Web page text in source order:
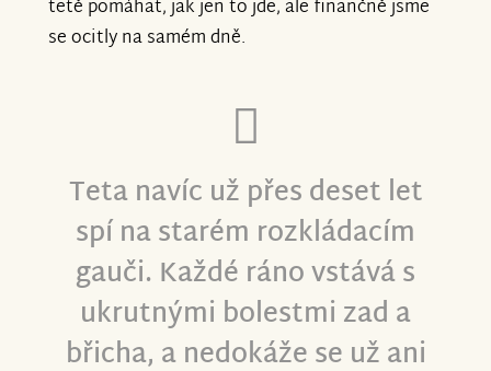
tetě pomáhat, jak jen to jde, ale finančně jsme
se ocitly na samém dně.
Teta navíc už přes deset let
spí na starém rozkládacím
gauči. Každé ráno vstává s
ukrutnými bolestmi zad a
břicha, a nedokáže se už ani